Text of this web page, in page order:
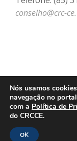
conselho@crc-
Nós usamos
navegação no
com a Política de
do CRCCE.
OK